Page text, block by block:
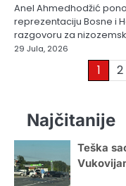
Anel Ahmedhodžić
reprezentaciju Bosne i
razgovoru za
29 Jula, 2026
1 2
Najčitanije
Teška